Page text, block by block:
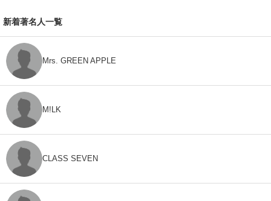
新着著名人一覧
Mrs. GREEN APPLE
M!LK
CLASS SEVEN